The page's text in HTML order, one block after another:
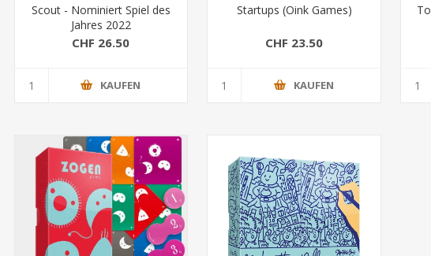
Scout - Nominiert Spiel des
Jahres 2022
CHF 26.50
KAUFEN
Startups (Oink Games)
CHF 23.50
KAUFEN